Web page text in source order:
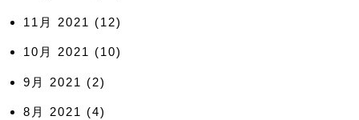
11月 2021 (12)
10月 2021 (10)
9月 2021 (2)
8月 2021 (4)